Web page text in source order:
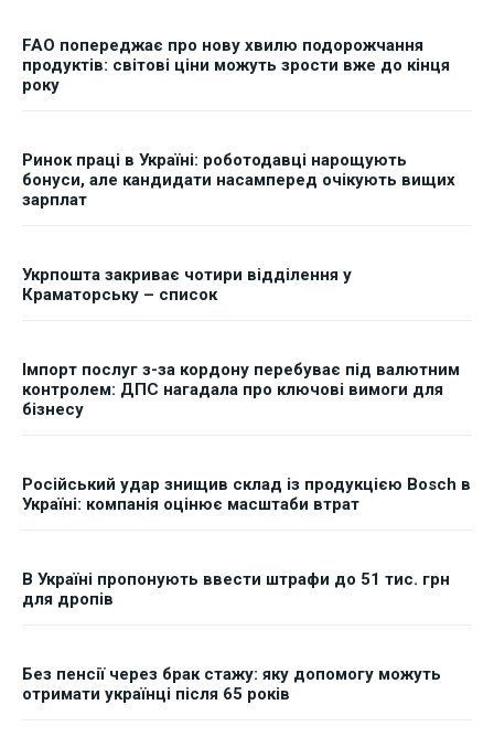
FAO попереджає про нову хвилю подорожчання
продуктів: світові ціни можуть зрости вже до кінця
року
Ринок праці в Україні: роботодавці нарощують
бонуси, але кандидати насамперед очікують вищих
зарплат
Укрпошта закриває чотири відділення у
Краматорську – список
Імпорт послуг з-за кордону перебуває під валютним
контролем: ДПС нагадала про ключові вимоги для
бізнесу
Російський удар знищив склад із продукцією Bosch в
Україні: компанія оцінює масштаби втрат
В Україні пропонують ввести штрафи до 51 тис. грн
для дропів
Без пенсії через брак стажу: яку допомогу можуть
отримати українці після 65 років